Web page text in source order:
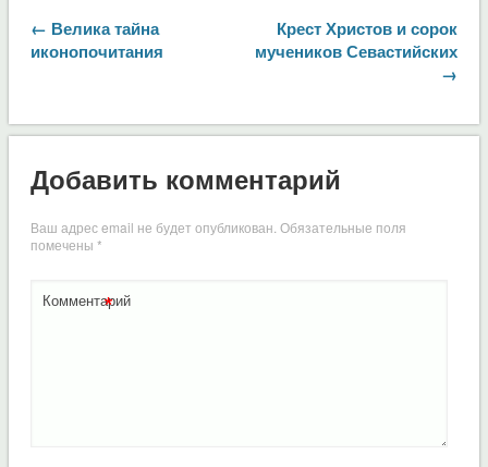
← Велика тайна
иконопочитания
Крест Христов и сорок
мучеников Севастийских
→
Добавить комментарий
Ваш адрес email не будет опубликован.Обязательные поля
помечены *
Комментарий
*